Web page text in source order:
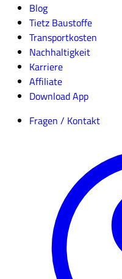
Blog
Tietz Baustoffe
Transportkosten
Nachhaltigkeit
Karriere
Affiliate
Download App
Fragen / Kontakt